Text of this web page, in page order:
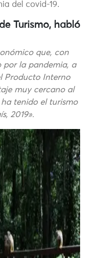
del covid-19.
Turismo, habló
que, con
por la pandemia, a
Producto Interno
muy cercano al
tenido el turismo
2019».